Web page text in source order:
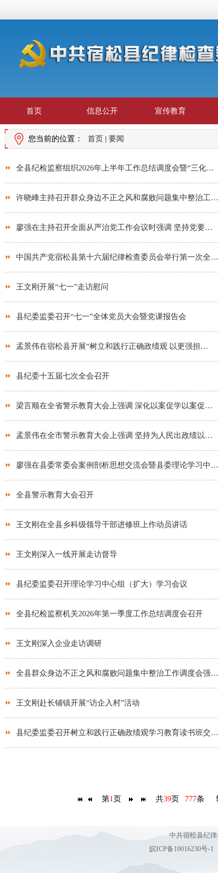
首页 信息公开 宣传教育
您当前的位置： 首页 | 要闻
全县纪检监察组织2026年上半年工作总结调度会暨“三化…
许晓峰主持召开群众身边不正之风和腐败问题集中整治工…
廖强在主持召开全面从严治党工作会议时强调 坚持党要…
中国共产党宿松县第十六届纪律检查委员会举行第一次全…
王文刚开展“七一”走访慰问
县纪委监委召开“七一”全体党员大会暨党课报告会
孟景伟在宿松县开展“树立和践行正确政绩观 以更强担…
县纪委十五届七次全会召开
梁言顺在全省警示教育大会上强调 深化以案促学以案促…
孟景伟在全市警示教育大会上强调 坚持为人民出政绩以…
廖强在县委常委会案例剖析思想交流会暨县委理论学习中…
全县警示教育大会召开
王文刚在全县乡科级领导干部进修班上作动员讲话
王文刚深入一线开展走访督导
县纪委监委召开理论学习中心组（扩大）学习会议
全县纪检监察机关2026年第一季度工作总结调度会召开
王文刚深入企业走访调研
全县群众身边不正之风和腐败问题集中整治工作调度会强…
王文刚赴长铺镇开展“访企入村”活动
县纪委监委召开树立和践行正确政绩观学习教育读书班交…
第1页 共39页 777条
中共宿松县纪
皖ICP备10016230号-1